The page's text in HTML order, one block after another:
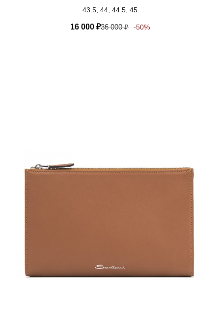
43.5, 44, 44.5, 45
16 000 ₽36 000₽ -50%